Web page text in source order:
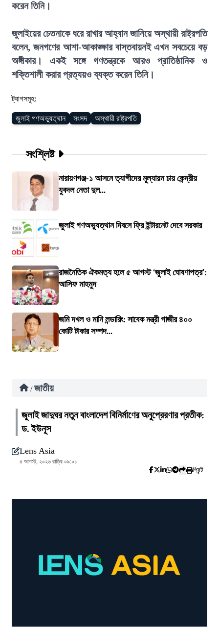
করেন তিনি।
জুলাইয়ের চেতনাকে ধরে রাখার আহ্বান জানিয়ে অস্থায়ী রাষ্ট্রপতি
বলেন, জনগণের আশা-আকাঙ্ক্ষার বাস্তবায়নই এখন সবচেয়ে বড়
অঙ্গীকার। একই সঙ্গে গণতন্ত্রকে আরও প্রাতিষ্ঠানিক ও
শক্তিশালী করার প্রত্যয়ও ব্যক্ত করেন তিনি।
ট্যাগসমূহ:
জুলাই গণঅভ্যুত্থান সংসদ অস্থায়ী রাষ্ট্রপতি
সংশ্লিষ্ট
নারায়ণগঞ্জ-১ আসনে ত্যাগীদের মূল্যায়ন চায় কেন্দ্রীয়
যুবদল নেতা দুল...
জুলাই গণঅভ্যুত্থান দিবসে ফ্রি ইন্টারনেট দেবে সরকার
রাজনৈতিক ঐকমত্য হলে ৫ আগস্ট ‘জুলাই ঘোষণাপত্র’:
আসিফ মাহমুদ
জমি দখল ও মানি লন্ডারিং: সাবেক মন্ত্রী গাজীর ৪০০
কোটি টাকার সম্পদ...
/ জাতীয়
জুলাই জাদুঘর নতুন বাংলাদেশ বিনির্মাণের অনুপ্রেরণার প্রতীক:
ড. ইউনূস
Lens Asia
৫ আগস্ট, ২০২৬ রাত্রি ০৯:০১
প্রিন্ট